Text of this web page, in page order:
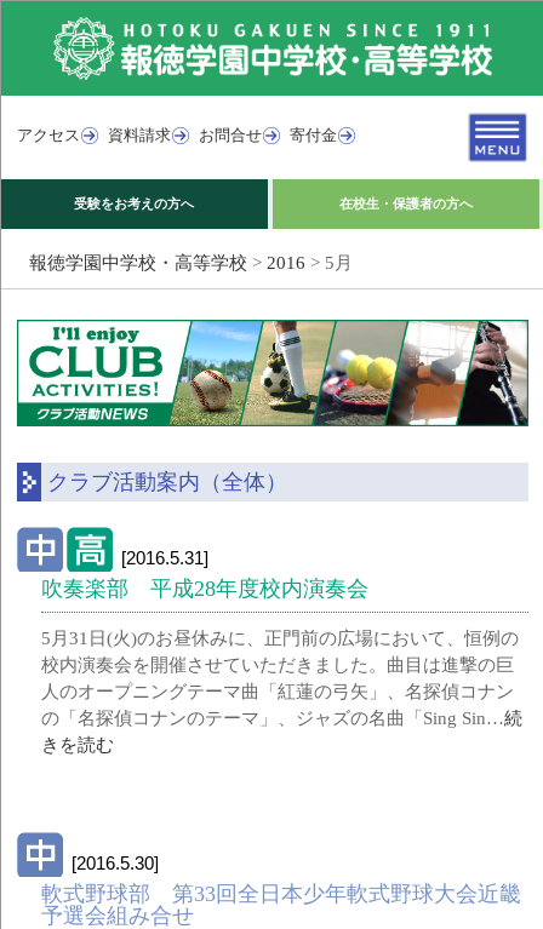
アクセス 資料請求 お問合せ 寄付金
受験をお考えの方へ 在校生・保護者の方へ
報徳学園中学校・高等学校 > 2016 > 5月
クラブ活動案内（全体）
[2016.5.31]
吹奏楽部 平成28年度校内演奏会
5月31日(火)のお昼休みに、正門前の広場において、恒例の
校内演奏会を開催させていただきました。曲目は進撃の巨
人のオープニングテーマ曲「紅蓮の弓矢」、名探偵コナン
の「名探偵コナンのテーマ」、ジャズの名曲「Sing Sin…続
きを読む
[2016.5.30]
軟式野球部 第33回全日本少年軟式野球大会近畿
予選会組み合せ